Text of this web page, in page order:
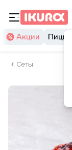
Акции Пицца
Сеты